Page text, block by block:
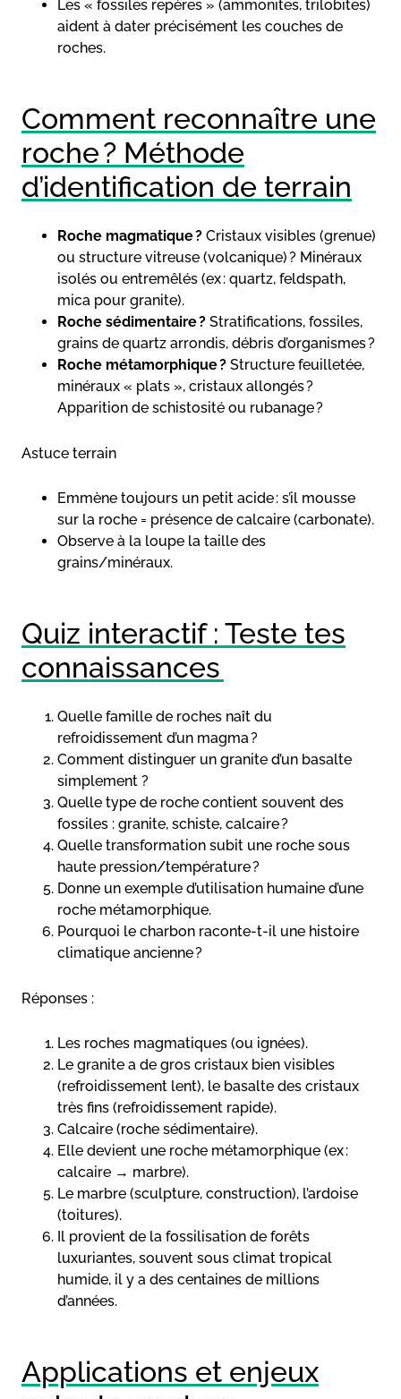
Les « fossiles repères » (ammonites, trilobites)
aident à dater précisément les couches de
roches.
Comment reconnaître une
roche ? Méthode
d’identification de terrain
Roche magmatique ? Cristaux visibles (grenue)
ou structure vitreuse (volcanique) ? Minéraux
isolés ou entremêlés (ex : quartz, feldspath,
mica pour granite).
Roche sédimentaire ? Stratifications, fossiles,
grains de quartz arrondis, débris d’organismes ?
Roche métamorphique ? Structure feuilletée,
minéraux « plats », cristaux allongés ?
Apparition de schistosité ou rubanage ?
Astuce terrain
Emmène toujours un petit acide : s’il mousse
sur la roche = présence de calcaire (carbonate).
Observe à la loupe la taille des
grains/minéraux.
Quiz interactif : Teste tes
connaissances
Quelle famille de roches naît du
refroidissement d’un magma ?
Comment distinguer un granite d’un basalte
simplement ?
Quelle type de roche contient souvent des
fossiles : granite, schiste, calcaire ?
Quelle transformation subit une roche sous
haute pression/température ?
Donne un exemple d’utilisation humaine d’une
roche métamorphique.
Pourquoi le charbon raconte-t-il une histoire
climatique ancienne ?
Réponses :
Les roches magmatiques (ou ignées).
Le granite a de gros cristaux bien visibles
(refroidissement lent), le basalte des cristaux
très fins (refroidissement rapide).
Calcaire (roche sédimentaire).
Elle devient une roche métamorphique (ex :
calcaire → marbre).
Le marbre (sculpture, construction), l’ardoise
(toitures).
Il provient de la fossilisation de forêts
luxuriantes, souvent sous climat tropical
humide, il y a des centaines de millions
d’années.
Applications et enjeux